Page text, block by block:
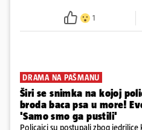
ispitali i poslali u istražni zatvor
1
DRAMA NA PAŠMANU
Širi se snimka na kojoj
broda baca psa u more!
'Samo smo ga pustili'
Policajci su postupali zbog